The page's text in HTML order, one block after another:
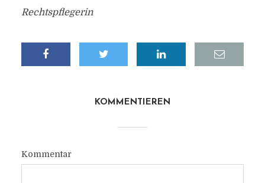
Rechtspflegerin
KOMMENTIEREN
Kommentar